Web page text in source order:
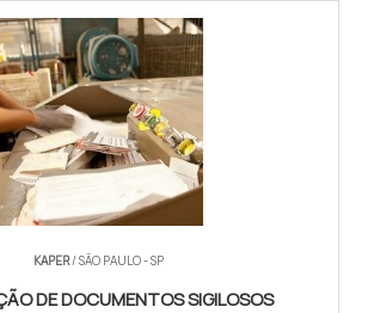
KAPER/ SÃO PAULO - SP
DE DOCUMENTOS SIGILOSOS